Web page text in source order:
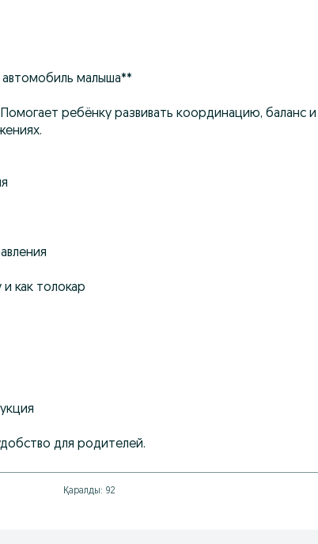
малыша**
ребёнку развивать координацию, баланс
как толокар
для родителей.
Қаралды: 92